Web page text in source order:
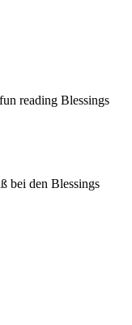
reading Blessings
bei den Blessings